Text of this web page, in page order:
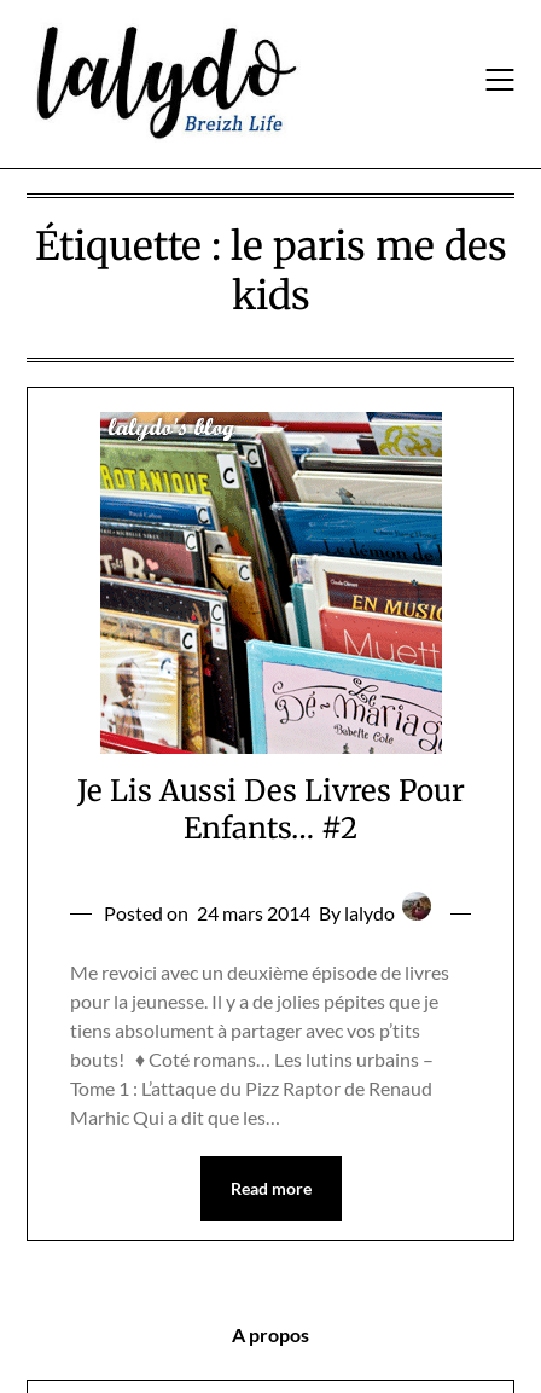
content
Étiquette : le paris me des
kids
Je Lis Aussi Des Livres Pour
Enfants… #2
Posted on 24 mars 2014 By lalydo
Me revoici avec un deuxième épisode de livres
pour la jeunesse. Il y a de jolies pépites que je
tiens absolument à partager avec vos p’tits
bouts! ♦ Coté romans… Les lutins urbains –
Tome 1 : L’attaque du Pizz Raptor de Renaud
Marhic Qui a dit que les…
Read more
A propos